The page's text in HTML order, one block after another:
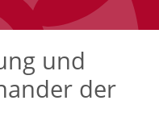
und
der